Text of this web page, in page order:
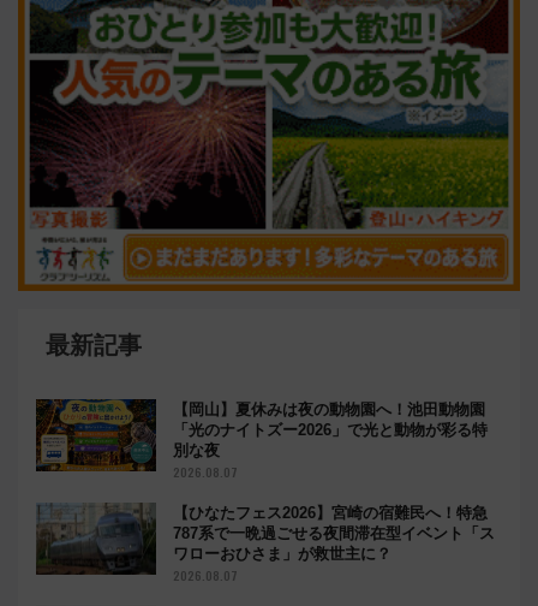
最新記事
【岡山】夏休みは夜の動物園へ！池田動物園
「光のナイトズー2026」で光と動物が彩る特
別な夜
2026.08.07
【ひなたフェス2026】宮崎の宿難民へ！特急
787系で一晩過ごせる夜間滞在型イベント「ス
ワローおひさま」が救世主に？
2026.08.07